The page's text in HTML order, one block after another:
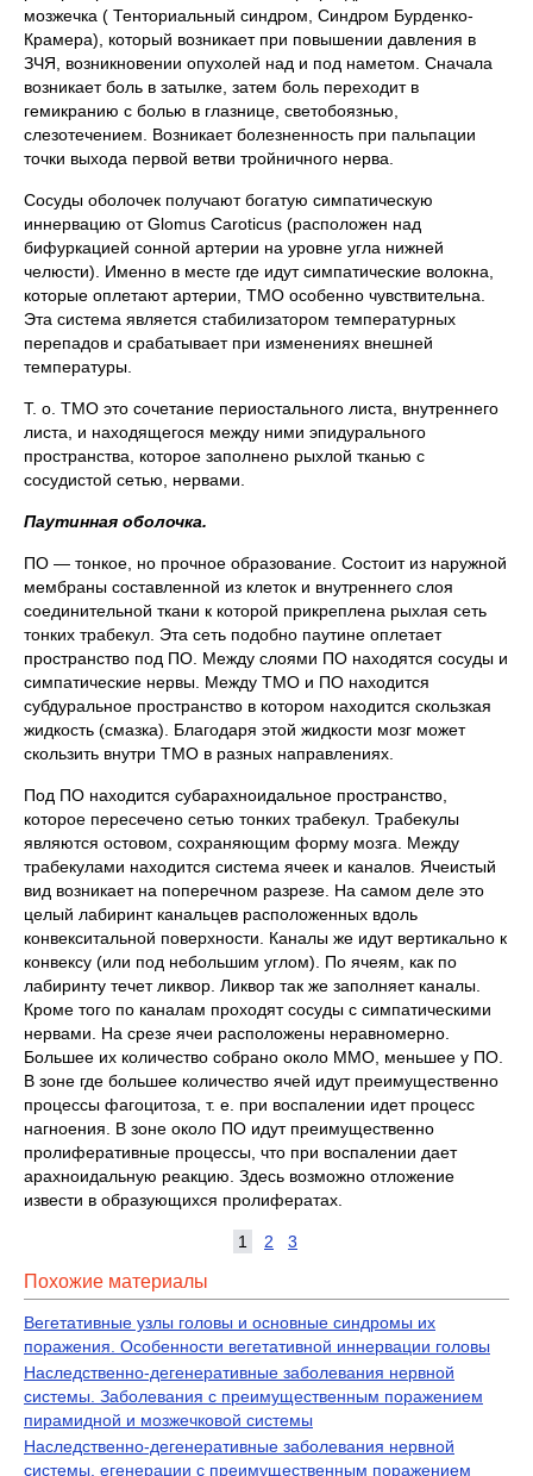
мозжечка ( Тенториальный синдром, Синдром Бурденко-
Крамера), который возникает при повышении давления в
ЗЧЯ, возникновении опухолей над и под наметом. Сначала
возникает боль в затылке, затем боль переходит в
гемикранию с болью в глазнице, светобоязнью,
слезотечением. Возникает болезненность при пальпации
точки выхода первой ветви тройничного нерва.
Сосуды оболочек получают богатую симпатическую
иннервацию от Glomus Caroticus (расположен над
бифуркацией сонной артерии на уровне угла нижней
челюсти). Именно в месте где идут симпатические волокна,
которые оплетают артерии, ТМО особенно чувствительна.
Эта система является стабилизатором температурных
перепадов и срабатывает при изменениях внешней
температуры.
Т. о. ТМО это сочетание периостального листа, внутреннего
листа, и находящегося между ними эпидурального
пространства, которое заполнено рыхлой тканью с
сосудистой сетью, нервами.
Паутинная оболочка.
ПО — тонкое, но прочное образование. Состоит из наружной
мембраны составленной из клеток и внутреннего слоя
соединительной ткани к которой прикреплена рыхлая сеть
тонких трабекул. Эта сеть подобно паутине оплетает
пространство под ПО. Между слоями ПО находятся сосуды и
симпатические нервы. Между ТМО и ПО находится
субдуральное пространство в котором находится скользкая
жидкость (смазка). Благодаря этой жидкости мозг может
скользить внутри ТМО в разных направлениях.
Под ПО находится субарахноидальное пространство,
которое пересечено сетью тонких трабекул. Трабекулы
являются остовом, сохраняющим форму мозга. Между
трабекулами находится система ячеек и каналов. Ячеистый
вид возникает на поперечном разрезе. На самом деле это
целый лабиринт канальцев расположенных вдоль
конвекситальной поверхности. Каналы же идут вертикально к
конвексу (или под небольшим углом). По ячеям, как по
лабиринту течет ликвор. Ликвор так же заполняет каналы.
Кроме того по каналам проходят сосуды с симпатическими
нервами. На срезе ячеи расположены неравномерно.
Большее их количество собрано около ММО, меньшее у ПО.
В зоне где большее количество ячей идут преимущественно
процессы фагоцитоза, т. е. при воспалении идет процесс
нагноения. В зоне около ПО идут преимущественно
пролиферативные процессы, что при воспалении дает
арахноидальную реакцию. Здесь возможно отложение
извести в образующихся пролифератах.
1 2 3
Похожие материалы
Вегетативные узлы головы и основные синдромы их
поражения. Особенности вегетативной иннервации головы
Наследственно-дегенеративные заболевания нервной
системы. Заболевания с преимущественным поражением
пирамидной и мозжечковой системы
Наследственно-дегенеративные заболевания нервной
системы. егенерации с преимущественным поражением